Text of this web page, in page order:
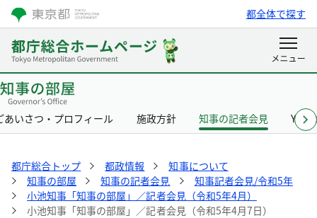
都全体で探す
あいさつ・プロフィール 施政方針 知事の記者会見
都庁総合トップ 都政情報
知事について
知事の部屋
知事の記者会見
知事記者会見/令和5年
小池知事「知事の部屋」／記者会見（令和5年4月）
小池知事「知事の部屋」／記者会見（令和5年4月7日）